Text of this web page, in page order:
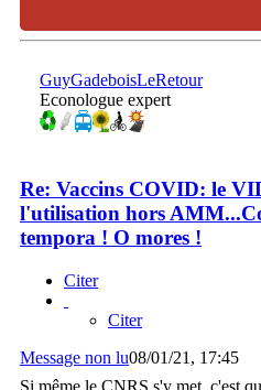
GuyGadeboisLeRetour
Econologue expert
Re: Vaccins COVID: le
l'utilisation hors
tempora ! O mores !
Citer
Citer
Message non lu08/01/21, 17:45
Si même le CNRS s'y met, c'est